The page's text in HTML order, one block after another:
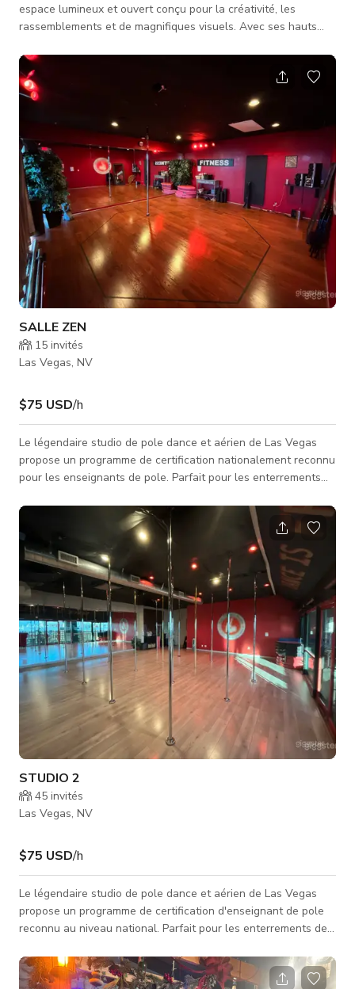
espace lumineux et ouvert conçu pour la créativité, les
rassemblements et de magnifiques visuels. Avec ses hauts
maison offre le cadre parfait pour de petits événements, des
séances photo, des productions vidéo, des réunions et des
rassemblements intimes. Espaces inclus : - Cuisine – Moderne,
spacieuse, idéale pour du contenu culinaire, des
démonstrations de chef
SALLE ZEN
15 invités
Las Vegas, NV
$75 USD/h
Le légendaire studio de pole dance et aérien de Las Vegas
propose un programme de certification nationalement reconnu
pour les enseignants de pole. Parfait pour les enterrements
destination numéro un dans la région ! Avec une bibliothèque
vidéo de pole fitness à la demande et des cours en direct, ce
studio est votre maison ultime pour voler, faire des flips et
bouger—où que vous soyez ! Salle zen avec trois barres a
STUDIO 2
45 invités
Las Vegas, NV
$75 USD/h
Le légendaire studio de pole dance et aérien de Las Vegas
propose un programme de certification d'enseignant de pole
reconnu au niveau national. Parfait pour les enterrements de
destination numéro un dans la région ! Avec une bibliothèque
vidéo de pole fitness à la demande et des cours en direct en